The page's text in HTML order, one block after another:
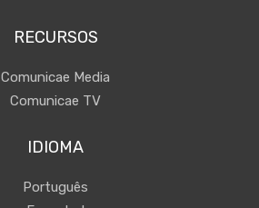
RECURSOS
Comunicae Media
Comunicae TV
IDIOMA
Português